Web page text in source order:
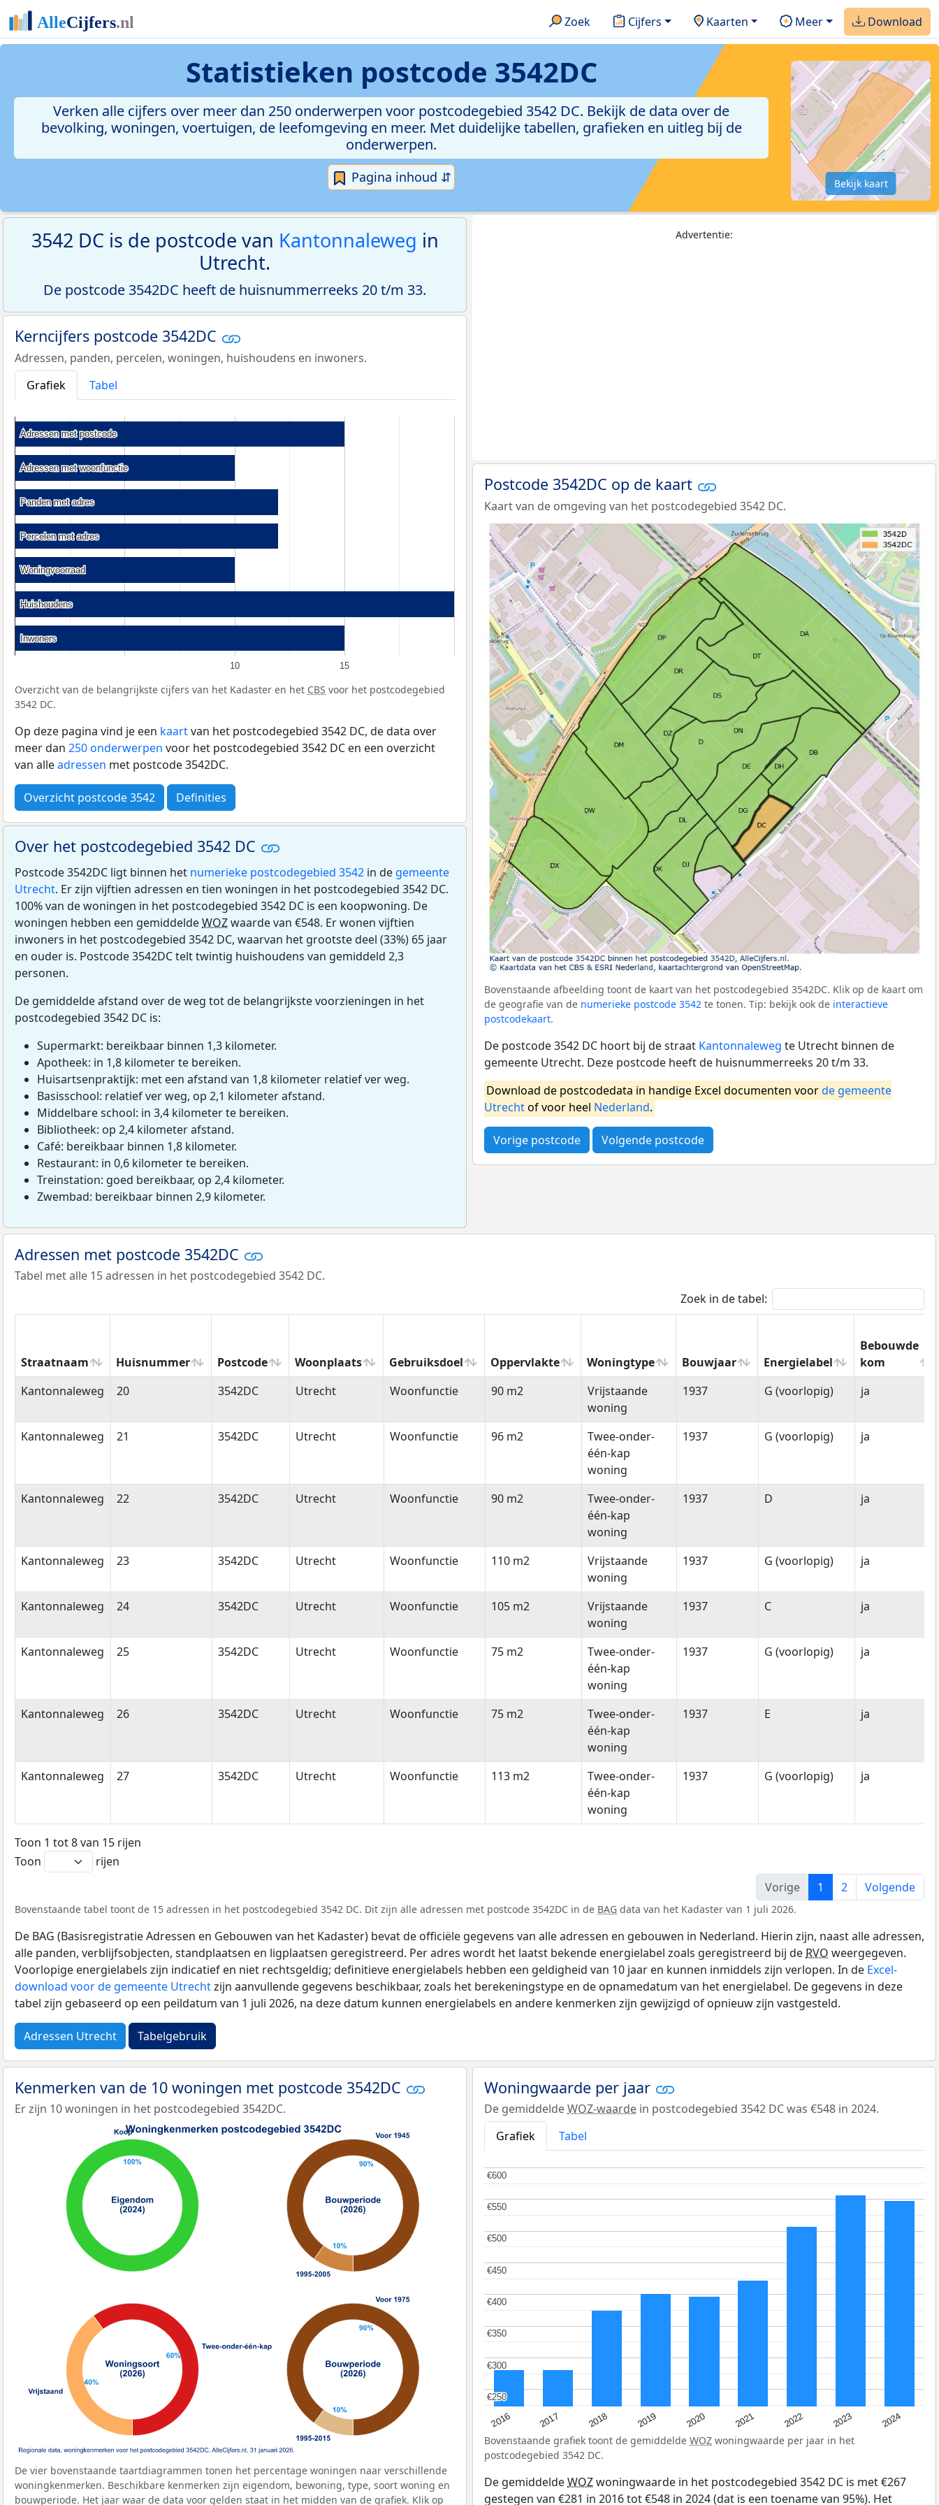
Zoek Cijfers Kaarten Meer Download
Statistieken postcode 3542DC
Verken alle cijfers over meer dan 250 onderwerpen voor postcodegebied 3542 DC. Bekijk de data over de
bevolking, woningen, voertuigen, de leefomgeving en meer. Met duidelijke tabellen, grafieken en uitleg bij de
onderwerpen.
Pagina inhoud ⇵ Bekijk kaart
3542 DC is de postcode van Kantonnaleweg in
Utrecht.
De postcode 3542DC heeft de huisnummerreeks 20 t/m 33.
Kerncijfers postcode 3542DC
Adressen, panden, percelen, woningen, huishoudens en inwoners.
Grafiek
Tabel
10 15
Adressen met postcode
Adressen met postcode
Adressen met woonfunctie
Adressen met woonfunctie
Panden met adres
Panden met adres
Percelen met adres
Percelen met adres
Woningvoorraad
Woningvoorraad
Huishoudens
Huishoudens
Inwoners
Inwoners
Overzicht van de belangrijkste cijfers van het Kadaster en het CBS voor het postcodegebied
3542 DC.
Op deze pagina vind je een kaartvan het postcodegebied 3542 DC, de data over
meer dan 250 onderwerpen voor het postcodegebied 3542 DC en een overzicht
van alleadressen met postcode 3542DC.
Overzicht postcode 3542 Definities
Over het postcodegebied 3542 DC
Postcode 3542DC ligt binnen het numerieke postcodegebied 3542 in de gemeente
Utrecht. Er zijn vijftien adressen en tien woningen in het postcodegebied 3542 DC.
100% van de woningen in het postcodegebied 3542 DC is een koopwoning. De
woningen hebben een gemiddeldeWOZwaarde van €548. Er wonen vijftien
inwoners in het postcodegebied 3542 DC, waarvan het grootste deel (33%) 65 jaar
en ouder is. Postcode 3542DC telt twintig huishoudens van gemiddeld 2,3
personen.
De gemiddelde afstand over de weg tot de belangrijkste voorzieningen in het
postcodegebied 3542 DC is:
Supermarkt: bereikbaar binnen 1,3 kilometer.
Apotheek: in 1,8 kilometer te bereiken.
Huisartsenpraktijk: met een afstand van 1,8 kilometer relatief ver weg.
Basisschool: relatief ver weg, op 2,1 kilometer afstand.
Middelbare school: in 3,4 kilometer te bereiken.
Bibliotheek: op 2,4 kilometer afstand.
Café: bereikbaar binnen 1,8 kilometer.
Restaurant: in 0,6 kilometer te bereiken.
Treinstation: goed bereikbaar, op 2,4 kilometer.
Zwembad: bereikbaar binnen 2,9 kilometer.
Advertentie:
Postcode 3542DC op de kaart
Kaart van de omgeving van het postcodegebied 3542 DC.
Bovenstaande afbeelding toont de kaart van het postcodegebied 3542DC. Klik op de kaart om
de geografie van de numerieke postcode 3542 te tonen. Tip: bekijk ook de interactieve
postcodekaart.
De postcode 3542 DC hoort bij de straat Kantonnaleweg te Utrecht binnen de
gemeente Utrecht. Deze postcode heeft de huisnummerreeks 20 t/m 33.
Download de postcodedata in handige Excel documenten voorde gemeente
Utrechtof voor heel Nederland.
Vorige postcode Volgende postcode
Adressen met postcode 3542DC
Tabel met alle 15 adressen in het postcodegebied 3542 DC.
Zoek in de tabel:
Straatnaam Huisnummer Postcode Woonplaats Gebruiksdoel Oppervlakte Woningtype Bouwjaar Energielabel
Bebouwde
kom
Straatnaam
Huisnummer Postcode Woonplaats Gebruiksdoel Oppervlakte Woningtype Bouwjaar Energielabel
Bebouwde
kom
Kantonnaleweg 20 3542DC Utrecht Woonfunctie 90 m2
Vrijstaande
woning
1937 G (voorlopig) ja
Kantonnaleweg 21 3542DC Utrecht Woonfunctie 96 m2
Twee-onder-
één-kap
woning
1937 G (voorlopig) ja
Kantonnaleweg 22 3542DC Utrecht Woonfunctie 90 m2
Twee-onder-
één-kap
woning
1937 D ja
Kantonnaleweg 23 3542DC Utrecht Woonfunctie 110 m2
Vrijstaande
woning
1937 G (voorlopig) ja
Kantonnaleweg 24 3542DC Utrecht Woonfunctie 105 m2
Vrijstaande
woning
1937 C ja
Kantonnaleweg 25 3542DC Utrecht Woonfunctie 75 m2
Twee-onder-
één-kap
woning
1937 G (voorlopig) ja
Kantonnaleweg 26 3542DC Utrecht Woonfunctie 75 m2
Twee-onder-
één-kap
woning
1937 E ja
Kantonnaleweg 27 3542DC Utrecht Woonfunctie 113 m2
Twee-onder-
één-kap
woning
1937 G (voorlopig) ja
Toon 1 tot 8 van 15 rijen
Toon
rijen
Vorige
1 2 Volgende
Bovenstaande tabel toont de 15 adressen in het postcodegebied 3542 DC. Dit zijn alle adressen met postcode 3542DC in de BAG data van het Kadaster van 1 juli 2026.
De BAG (Basisregistratie Adressen en Gebouwen van het Kadaster) bevat de officiële gegevens van alle adressen en gebouwen in Nederland. Hierin zijn, naast alle adressen,
alle panden, verblijfsobjecten, standplaatsen en ligplaatsen geregistreerd. Per adres wordt het laatst bekende energielabel zoals geregistreerd bij de RVO weergegeven.
Voorlopige energielabels zijn indicatief en niet rechtsgeldig; definitieve energielabels hebben een geldigheid van 10 jaar en kunnen inmiddels zijn verlopen. In de Excel-
download voor de gemeente Utrechtzijn aanvullende gegevens beschikbaar, zoals het berekeningstype en de opnamedatum van het energielabel. De gegevens in deze
tabel zijn gebaseerd op een peildatum van 1 juli 2026, na deze datum kunnen energielabels en andere kenmerken zijn gewijzigd of opnieuw zijn vastgesteld.
Adressen Utrecht Tabelgebruik
Kenmerken van de 10 woningen met postcode 3542DC
Er zijn 10 woningen in het postcodegebied 3542DC.
De vier bovenstaande taartdiagrammen tonen het percentage woningen naar verschillende
woningkenmerken. Beschikbare kenmerken zijn eigendom, bewoning, type, soort woning en
bouwperiode. Het jaar waar de data voor gelden staat in het midden van de grafiek. Klik op
Woningwaarde per jaar
De gemiddeldeWOZ-waarde in postcodegebied 3542 DC was €548 in 2024.
Grafiek
Tabel
2016 2017 2018 2019 2020 2021 2022 2023 2024
€250
€250
€300
€300
€350
€350
€400
€400
€450
€450
€500
€500
€550
€550
€600
€600
Bovenstaande grafiek toont de gemiddelde WOZ woningwaarde per jaar in het
postcodegebied 3542 DC.
De gemiddeldeWOZwoningwaarde in het postcodegebied 3542 DC is met €267
gestegen van €281 in 2016 tot €548 in 2024 (dat is een toename van 95%). Het